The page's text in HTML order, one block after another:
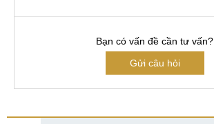
Bạn có vấn đề cần tư vấn?
Gửi câu hỏi